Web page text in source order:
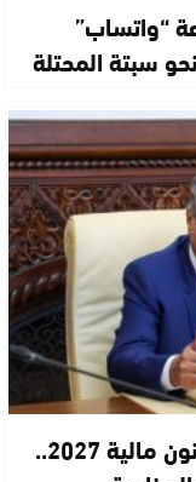
“واتساب”
سبتة المحتلة
أخنوش يكشف مرتكزات مشروع قانون مالية 2027..